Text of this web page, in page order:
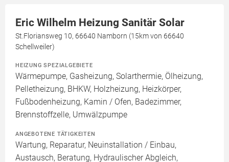
Eric Wilhelm Heizung Sanitär Solar
St.Floriansweg 10, 66640 Namborn (15km von 66640
Schellweiler)
HEIZUNG SPEZIALGEBIETE
Wärmepumpe, Gasheizung, Solarthermie, Ölheizung,
Pelletheizung, BHKW, Holzheizung, Heizkörper,
Fußbodenheizung, Kamin / Ofen, Badezimmer,
Brennstoffzelle, Umwälzpumpe
ANGEBOTENE TÄTIGKEITEN
Wartung, Reparatur, Neuinstallation / Einbau,
Austausch, Beratung, Hydraulischer Abgleich,